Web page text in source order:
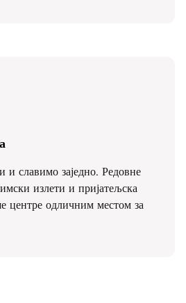
и славимо заједно. Редовне
излети и пријатељска
центре одличним местом за